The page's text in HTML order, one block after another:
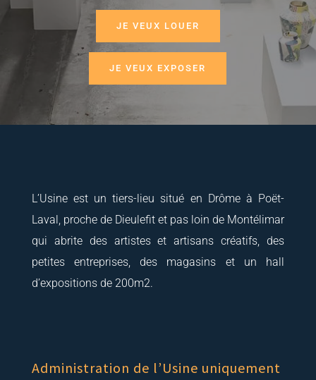
JE VEUX LOUER
JE VEUX EXPOSER
L’Usine est un tiers-lieu situé en Drôme à Poët-
Laval, proche de Dieulefit et pas loin de Montélimar
qui abrite des artistes et artisans créatifs, des
petites entreprises, des magasins et un hall
d’expositions de 200m2.
Administration de l’Usine uniquement